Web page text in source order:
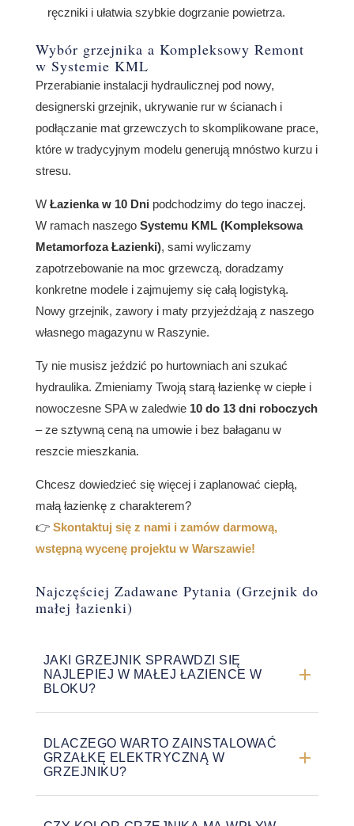
ręczniki i ułatwia szybkie dogrzanie powietrza.
Wybór grzejnika a Kompleksowy Remont
w Systemie KML
Przerabianie instalacji hydraulicznej pod nowy,
designerski grzejnik, ukrywanie rur w ścianach i
podłączanie mat grzewczych to skomplikowane prace,
które w tradycyjnym modelu generują mnóstwo kurzu i
stresu.
W Łazienka w 10 Dni podchodzimy do tego inaczej.
W ramach naszego Systemu KML (Kompleksowa
Metamorfoza Łazienki), sami wyliczamy
zapotrzebowanie na moc grzewczą, doradzamy
konkretne modele i zajmujemy się całą logistyką.
Nowy grzejnik, zawory i maty przyjeżdżają z naszego
własnego magazynu w Raszynie.
Ty nie musisz jeździć po hurtowniach ani szukać
hydraulika. Zmieniamy Twoją starą łazienkę w ciepłe i
nowoczesne SPA w zaledwie 10 do 13 dni roboczych
– ze sztywną ceną na umowie i bez bałaganu w
reszcie mieszkania.
Chcesz dowiedzieć się więcej i zaplanować ciepłą,
małą łazienkę z charakterem?
👉 Skontaktuj się z nami i zamów darmową,
wstępną wycenę projektu w Warszawie!
Najczęściej Zadawane Pytania (Grzejnik do
małej łazienki)
JAKI GRZEJNIK SPRAWDZI SIĘ
NAJLEPIEJ W MAŁEJ ŁAZIENCE W
BLOKU?
rzędem rurek. Dzięki temu uzyskasz prawie
dwukrotnie wyższą moc grzewczą przy
zachowaniu kompaktowych wymiarów na ścianie,
a na rurkach wygodnie wysuszysz ręczniki.
DLACZEGO WARTO ZAINSTALOWAĆ
GRZAŁKĘ ELEKTRYCZNĄ W
GRZEJNIKU?
Pozwala ona na dogrzanie łazienki i szybkie